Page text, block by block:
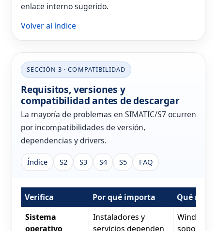
enlace interno sugerido.
Volver al índice
SECCIÓN 3 · COMPATIBILIDAD
Requisitos, versiones y
compatibilidad antes de descargar
La mayoría de problemas en SIMATIC/S7 ocurren
por incompatibilidades de versión,
dependencias y drivers.
Índice S2 S3 S4 S5 FAQ
Verifica Por qué importa
Qué
Sistema
operativo
Instaladores y
servicios dependen
Windows